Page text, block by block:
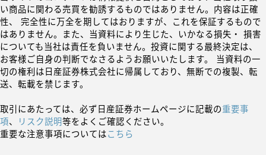
い商品に関わる売買を勧誘するものではありません。内容は正確
性、 完全性に万全を期してはおりますが、これを保証するもので
はありません。また、当資料により生じた、いかなる損失・ 損害
についても当社は責任を負いません。投資に関する最終決定は、
お客様ご自身の判断でなさるようお願いいたします。 当資料の一
切の権利は日産証券株式会社に帰属しており、無断での複製、転
送、転載を禁じます。
取引にあたっては、必ず日産証券ホームページに記載の重要事
項、 リスク説明等をよくご確認ください。
重要な注意事項についてはこちら